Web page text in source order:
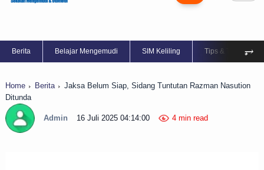
Berita Belajar Mengemudi SIM Keliling Tips & Trik ⥅
Home Berita
Jaksa Belum Siap, Sidang Tuntutan Razman Nasution
Ditunda
Admin 16 Juli 2025 04:14:00 4 min read